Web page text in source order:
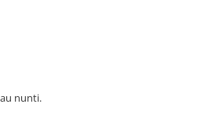
nunti.